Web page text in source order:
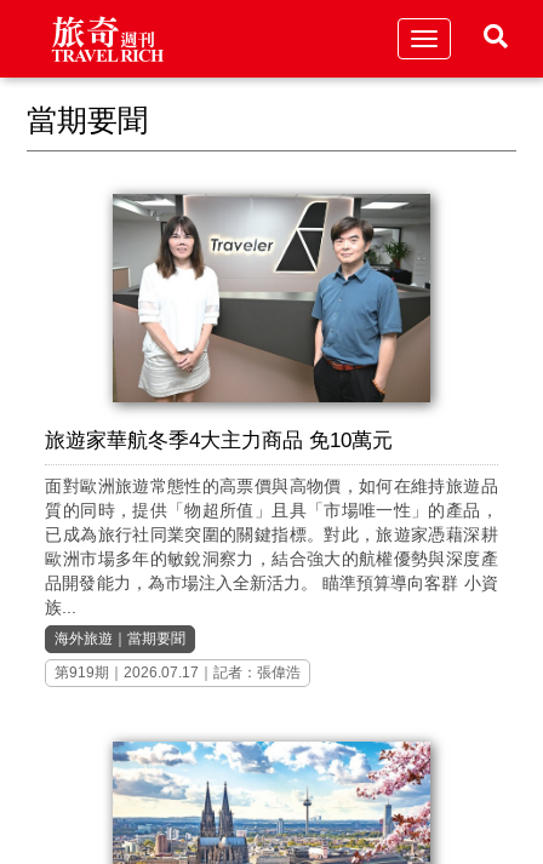
Toggle
當期要聞
旅遊家華航冬季4大主力商品 免10萬元
面對歐洲旅遊常態性的高票價與高物價，如何在維持旅遊品
質的同時，提供「物超所值」且具「市場唯一性」的產品，
已成為旅行社同業突圍的關鍵指標。對此，旅遊家憑藉深耕
歐洲市場多年的敏銳洞察力，結合強大的航權優勢與深度產
品開發能力，為市場注入全新活力。 瞄準預算導向客群 小資
族...
海外旅遊 ｜當期要聞
第919期 ｜2026.07.17｜記者：張偉浩